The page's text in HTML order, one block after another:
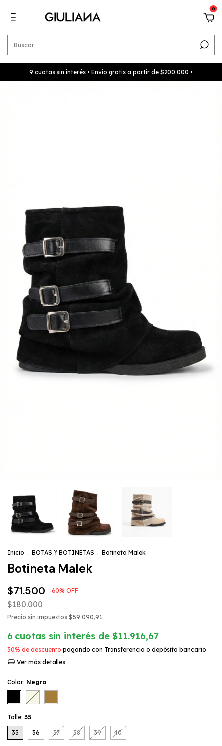
0
9 cuotas sin interés • Envío gratis a partir de $200.000 •
Inicio . BOTAS Y BOTINETAS . Botineta Malek
Botineta Malek
$71.500 -60% OFF
$180.000
Precio sin impuestos $59.090,91
6 cuotas sin interés de $11.916,67
30% de descuento pagando con Transferencia o depósito bancario
Ver más detalles
Color: Negro
Talle: 35
35 36 37 38 39 40